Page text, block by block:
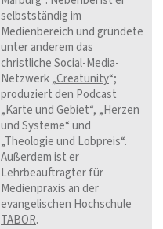
selbstständig im
Medienbereich und gründete
unter anderem das
christliche Social-Media-
Netzwerk „Creatunity“;
produziert den Podcast
„Karte und Gebiet“, „Herzen
und Systeme“ und
„Theologie und Lobpreis“.
Außerdem ist er
Lehrbeauftragter für
Medienpraxis an der
evangelischen Hochschule
TABOR.